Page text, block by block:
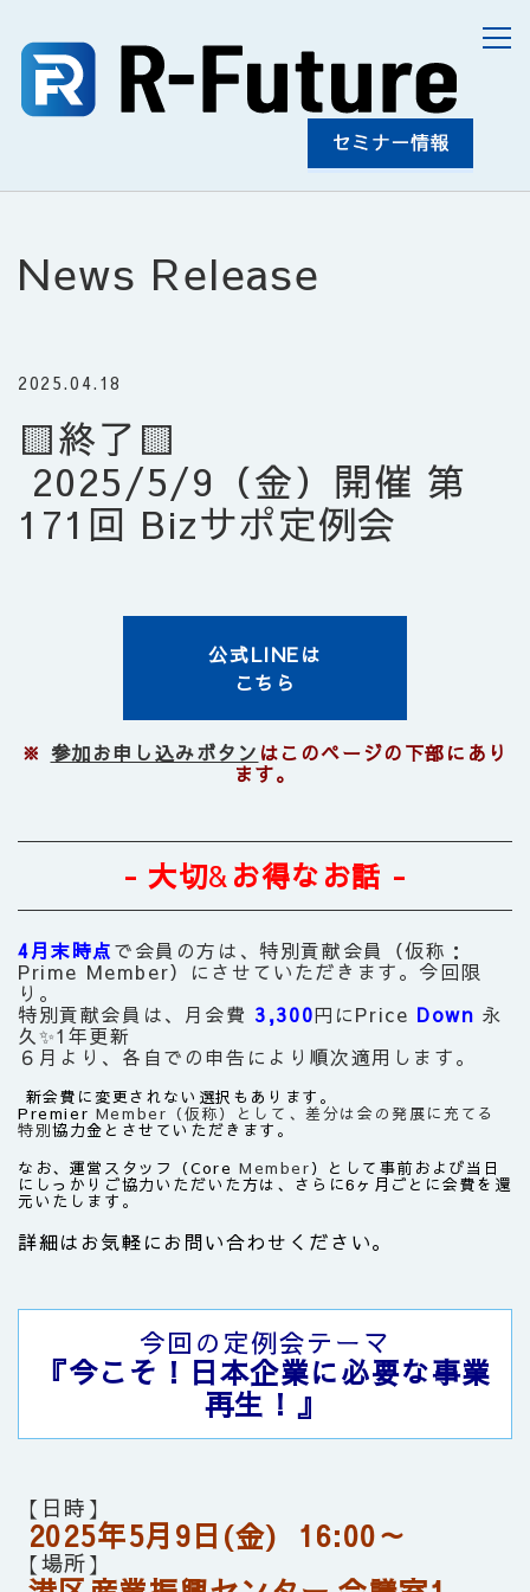
News Release
2025.04.18
🟨終了🟨
2025/5/9（金）開催 第
171回 Bizサポ定例会
公式LINEは
こちら
※ 参加お申し込みボタン はこのページの下部にあり
ます。
- 大切&お得なお話 -
4月末時点で会員の方は、特別貢献会員（仮称：
Prime Member）にさせていただきます。今回限
り。
特別貢献会員は、月会費 3,300円にPrice Down 永
久✨1年更新
６月より、各自での申告により順次適用します。
新会費に変更されない選択もあります。
Premier Member（仮称） として、差分は会の発展に充てる
特別協力金とさせていただきます。
なお、運営スタッフ（Core Member）として事前および当日
にしっかりご協力いただいた方は、さらに6ヶ月ごとに会費を還
元いたします。
詳細はお気軽にお問い合わせください。
今回の定例会テーマ
『今こそ！日本企業に必要な事業
再生！』
【日時】
2025年5月9日(金) 16:00～
【場所】